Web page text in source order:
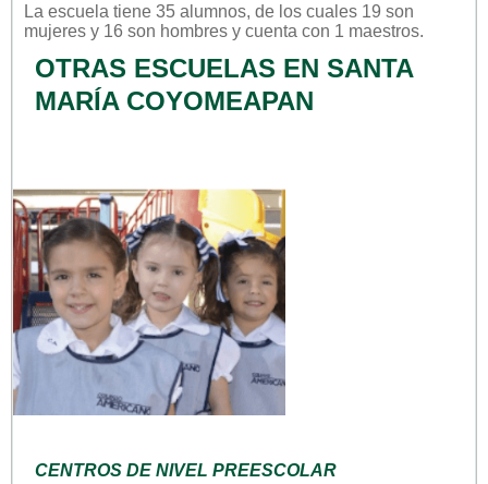
La escuela tiene 35 alumnos, de los cuales 19 son
mujeres y 16 son hombres y cuenta con 1 maestros.
OTRAS ESCUELAS EN SANTA
MARÍA COYOMEAPAN
CENTROS DE NIVEL PREESCOLAR